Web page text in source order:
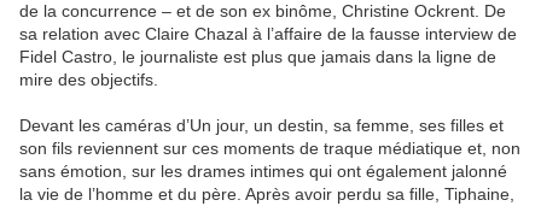
de la concurrence – et de son ex binôme, Christine Ockrent. De
sa relation avec Claire Chazal à l’affaire de la fausse interview de
Fidel Castro, le journaliste est plus que jamais dans la ligne de
mire des objectifs.
Devant les caméras d’Un jour, un destin, sa femme, ses filles et
son fils reviennent sur ces moments de traque médiatique et, non
sans émotion, sur les drames intimes qui ont également jalonné
la vie de l’homme et du père. Après avoir perdu sa fille, Tiphaine,